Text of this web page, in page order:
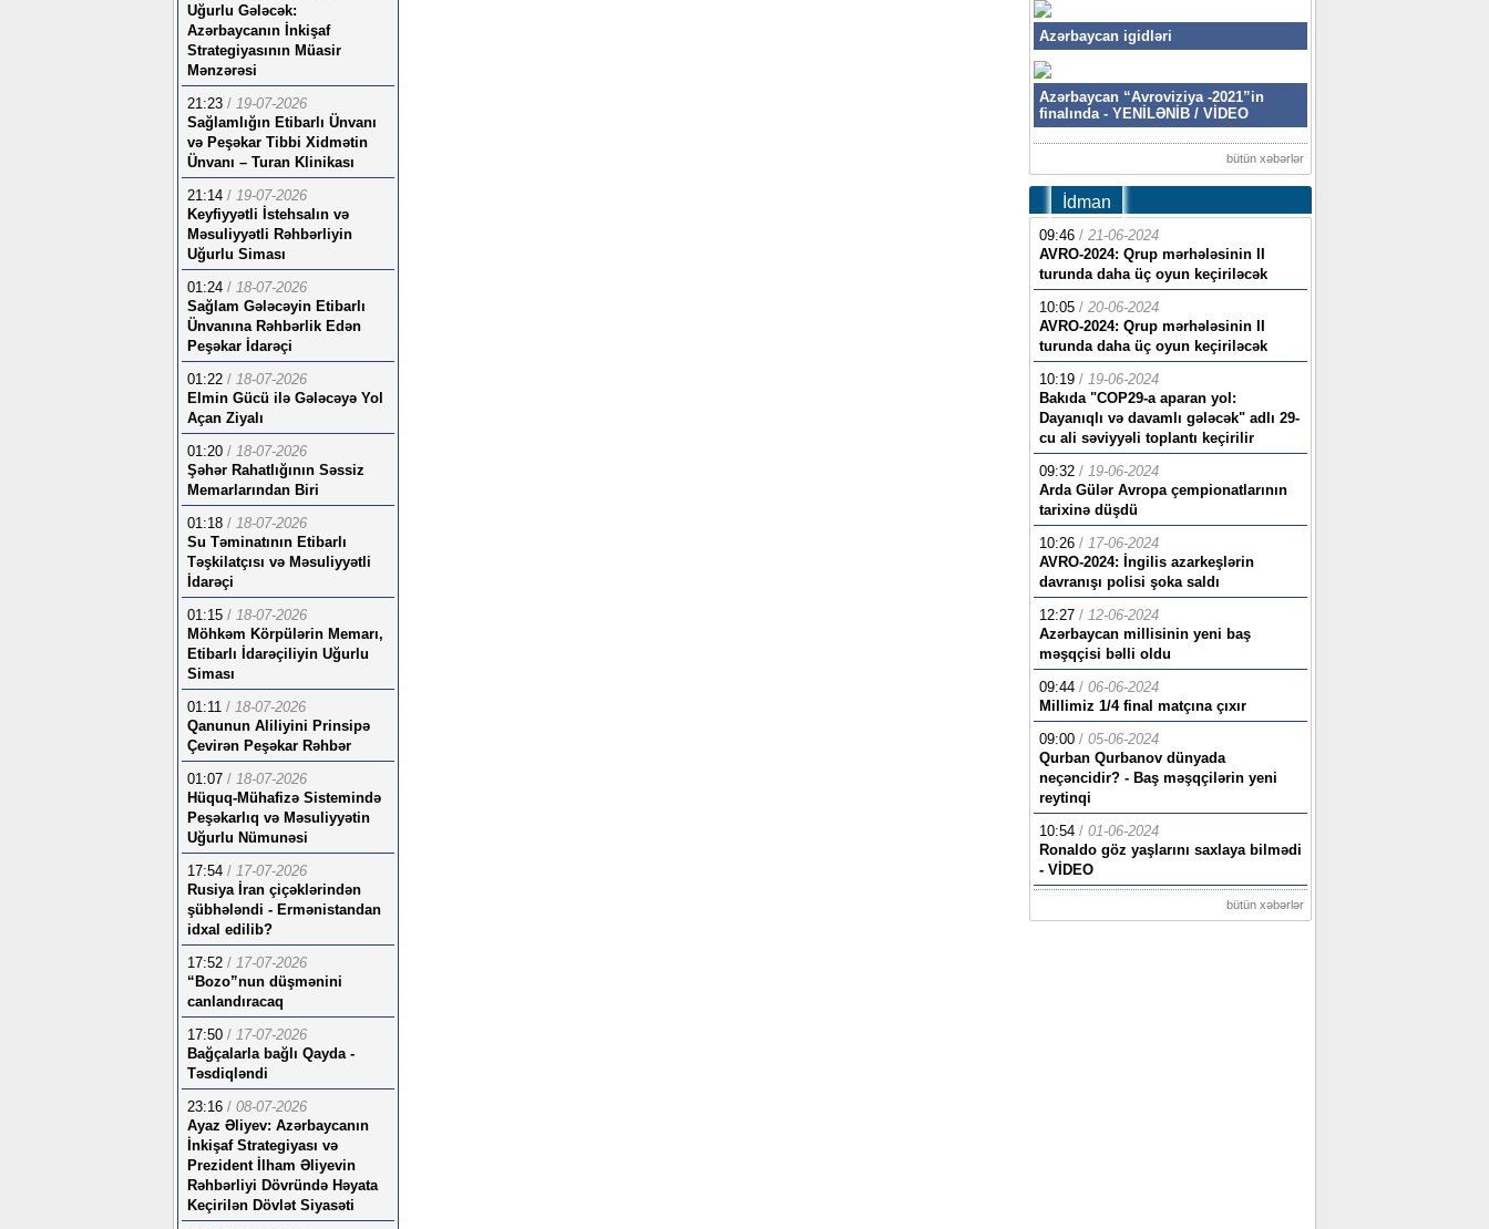
Uğurlu Gələcək:
Azərbaycanın İnkişaf
Strategiyasının Müasir
Mənzərəsi
21:23 / 19-07-2026
Sağlamlığın Etibarlı Ünvanı
və Peşəkar Tibbi Xidmətin
Ünvanı – Turan Klinikası
21:14 / 19-07-2026
Keyfiyyətli İstehsalın və
Məsuliyyətli Rəhbərliyin
Uğurlu Siması
01:24 / 18-07-2026
Sağlam Gələcəyin Etibarlı
Ünvanına Rəhbərlik Edən
Peşəkar İdarəçi
01:22 / 18-07-2026
Elmin Gücü ilə Gələcəyə Yol
Açan Ziyalı
01:20 / 18-07-2026
Şəhər Rahatlığının Səssiz
Memarlarından Biri
01:18 / 18-07-2026
Su Təminatının Etibarlı
Təşkilatçısı və Məsuliyyətli
İdarəçi
01:15 / 18-07-2026
Möhkəm Körpülərin Memarı,
Etibarlı İdarəçiliyin Uğurlu
Siması
01:11 / 18-07-2026
Qanunun Aliliyini Prinsipə
Çevirən Peşəkar Rəhbər
01:07 / 18-07-2026
Hüquq-Mühafizə Sistemində
Peşəkarlıq və Məsuliyyətin
Uğurlu Nümunəsi
17:54 / 17-07-2026
Rusiya İran çiçəklərindən
şübhələndi - Ermənistandan
idxal edilib?
17:52 / 17-07-2026
“Bozo”nun düşmənini
canlandıracaq
17:50 / 17-07-2026
Bağçalarla bağlı Qayda -
Təsdiqləndi
23:16 / 08-07-2026
Ayaz Əliyev: Azərbaycanın
İnkişaf Strategiyası və
Prezident İlham Əliyevin
Rəhbərliyi Dövründə Həyata
Keçirilən Dövlət Siyasəti
Azərbaycan igidləri
Azərbaycan “Avroviziya -2021”in
finalında - YENİLƏNİB / VİDEO
bütün xəbərlər
İdman
09:46 / 21-06-2024
AVRO-2024: Qrup mərhələsinin II
turunda daha üç oyun keçiriləcək
10:05 / 20-06-2024
AVRO-2024: Qrup mərhələsinin II
turunda daha üç oyun keçiriləcək
10:19 / 19-06-2024
Bakıda "COP29-a aparan yol:
Dayanıqlı və davamlı gələcək" adlı 29-
cu ali səviyyəli toplantı keçirilir
09:32 / 19-06-2024
Arda Gülər Avropa çempionatlarının
tarixinə düşdü
10:26 / 17-06-2024
AVRO-2024: İngilis azarkeşlərin
davranışı polisi şoka saldı
12:27 / 12-06-2024
Azərbaycan millisinin yeni baş
məşqçisi bəlli oldu
09:44 / 06-06-2024
Millimiz 1/4 final matçına çıxır
09:00 / 05-06-2024
Qurban Qurbanov dünyada
neçəncidir? - Baş məşqçilərin yeni
reytinqi
10:54 / 01-06-2024
Ronaldo göz yaşlarını saxlaya bilmədi
- VİDEO
bütün xəbərlər